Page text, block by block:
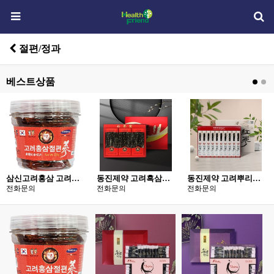
절편/정과
베스트상품
삼신고려홍삼 고려홍삼 통절편 200g
전화문의
동진제약 고려흑삼정과 500g
전화문의
동진제약 고려뿌리홍삼골드 220g
전화문의